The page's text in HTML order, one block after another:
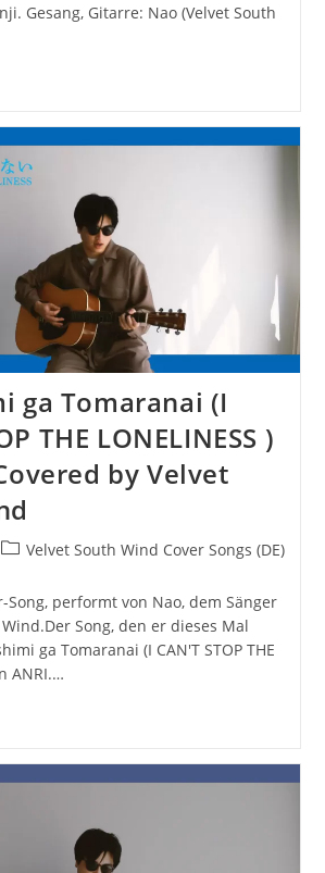
Gesang, Gitarre: Nao (Velvet South
ga Tomaranai (I
THE LONELINESS )
by Velvet
Beitrags-
Velvet South Wind Cover Songs (DE)
Song, performt von Nao, dem Sänger
Song, den er dieses Mal
ga Tomaranai (I CAN'T STOP THE
ANRI.…